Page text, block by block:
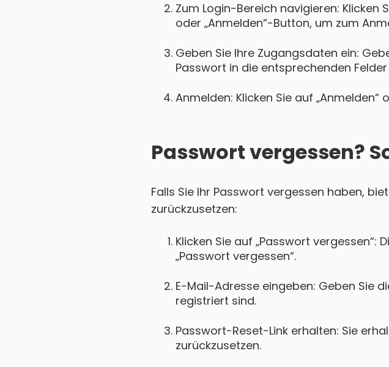
Zum Login-Bereich navigieren: Klicken
oder „Anmelden“-Button, um zum
Geben Sie Ihre Zugangsdaten ein:
Passwort in die entsprechenden Felder
Anmelden: Klicken Sie auf „Anmelden“
Passwort vergessen?
Falls Sie Ihr Passwort vergessen haben,
zurückzusetzen:
Klicken Sie auf „Passwort vergessen“:
„Passwort vergessen“.
E-Mail-Adresse eingeben: Geben Sie
registriert sind.
Passwort-Reset-Link erhalten: Sie
zurückzusetzen.